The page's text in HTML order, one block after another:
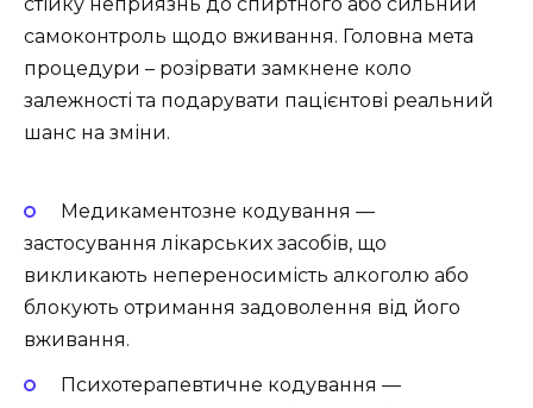
самоконтроль щодо вживання. Головна мета
процедури – розірвати замкнене коло
залежності та подарувати пацієнтові реальний
шанс на зміни.
Медикаментозне кодування —
застосування лікарських засобів, що
викликають непереносимість алкоголю або
блокують отримання задоволення від його
вживання.
Психотерапевтичне кодування —